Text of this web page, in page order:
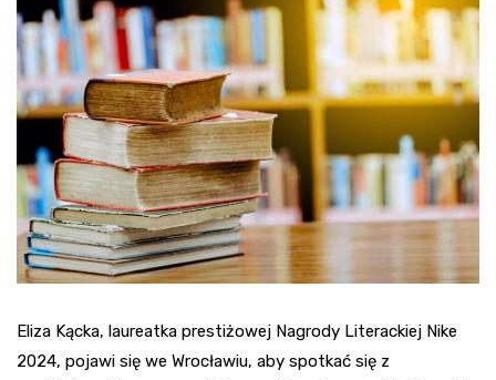
Eliza Kącka, laureatka prestiżowej Nagrody Literackiej Nike
2024, pojawi się we Wrocławiu, aby spotkać się z